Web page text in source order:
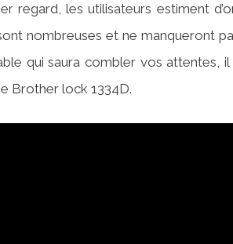
regard, les utilisateurs estiment
nombreuses et ne manqueront
qui saura combler vos attentes,
Brother lock 1334D.